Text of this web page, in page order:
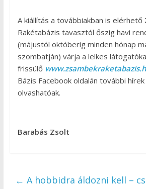
A kiállítás a továbbiakban is elérhető
Rakétabázis tavasztól őszig havi
(májustól októberig minden hónap
szombatján) várja a lelkes
frissülő
Bázis Facebook oldalán további
olvashatóak.
Barabás Zsolt
← A hobbidra áldozni kell –